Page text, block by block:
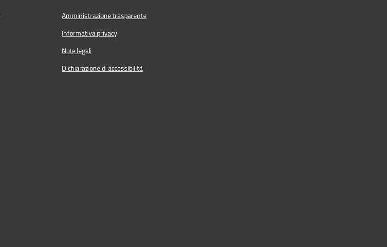
Amministrazione trasparente
Informativa privacy
Note legali
Dichiarazione di accessibilità